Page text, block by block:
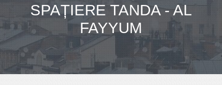
SPAȚIERE TANDA - AL
FAYYUM